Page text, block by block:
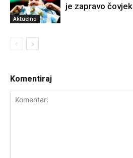
Aktuelno
je zapravo čovjek
Komentiraj